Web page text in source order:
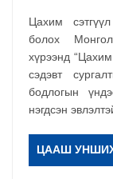
Цахим
болох
хүрээнд
сэдэвт
бодлогын
нэгдсэн
ЦААШ